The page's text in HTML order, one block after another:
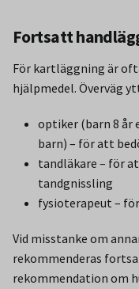
Fortsatt
För kartläggning är
hjälpmedel. Överväg
optiker (barn 8 år
barn) – för att
tandläkare – för
tandgnissling
fysioterapeut –
Vid misstanke om
rekommenderas
rekommendation om